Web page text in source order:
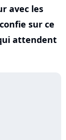
avec les
sur ce
attendent